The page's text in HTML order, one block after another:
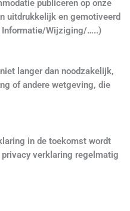
publiceren op onze
uitdrukkelijk en gemotiveerd
Informatie/Wijziging/…..)
langer dan noodzakelijk,
of andere wetgeving, die
in de toekomst wordt
verklaring regelmatig